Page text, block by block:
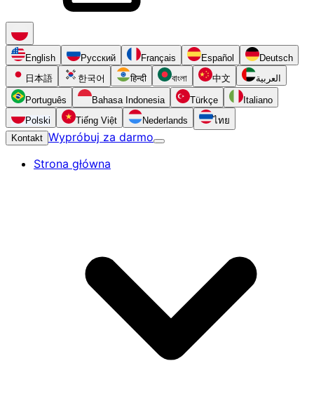
English Русский Français Español
Deutsch
日本語
한국어 हिन्दी বাংলা 中文 العربية
Português Bahasa Indonesia Türkçe
Italiano
Polski
Tiếng Việt Nederlands
ไทย
Kontakt Wypróbuj za darmo
Strona główna